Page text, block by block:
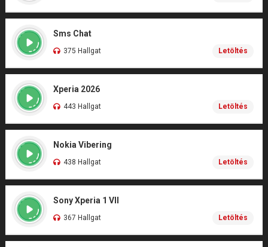
Sms Chat
375 Hallgat Letöltés
Xperia 2026
443 Hallgat Letöltés
Nokia Vibering
438 Hallgat Letöltés
Sony Xperia 1 VII
367 Hallgat Letöltés